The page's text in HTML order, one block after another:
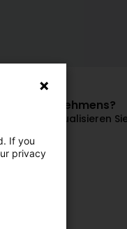
Unternehmens?
und aktualisieren
If you
privacy